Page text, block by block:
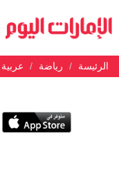
الرئيسة رياضة